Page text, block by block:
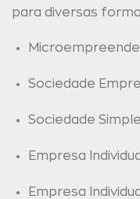
para diversas
Sociedade
Sociedade
Empresa
Empresa